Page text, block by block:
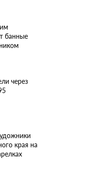
банные
через
края на